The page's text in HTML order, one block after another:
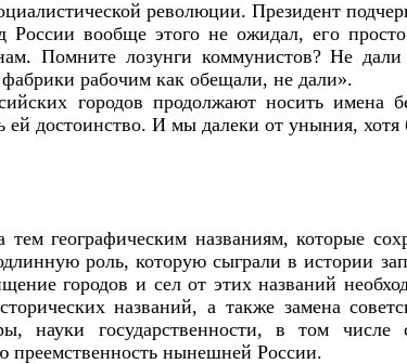
революции. Президент
России вообще этого не ожидал, его
Помните лозунги коммунистов? Не
рабочим как обещали, не дали».
городов продолжают носить имена
ей достоинство. И мы далеки от уныния,
тем географическим названиям, которые
роль, которую сыграли в истории
городов и сел от этих названий
названий, а также замена
науки государственности, в том числе
преемственность нынешней России.